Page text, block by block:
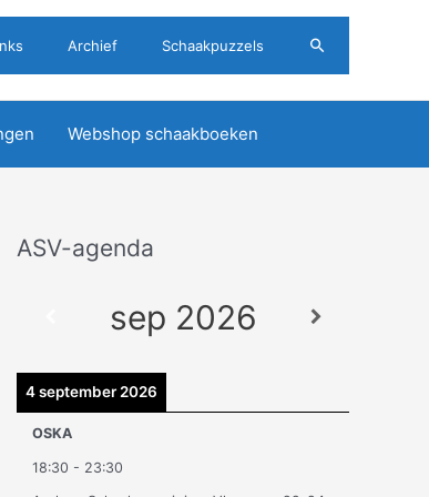
Archief Schaakpuzzels Zoeken
Webshop schaakboeken
ASV-agenda
sep 2026
4 september 2026
OSKA
18:30 - 23:30
A
e